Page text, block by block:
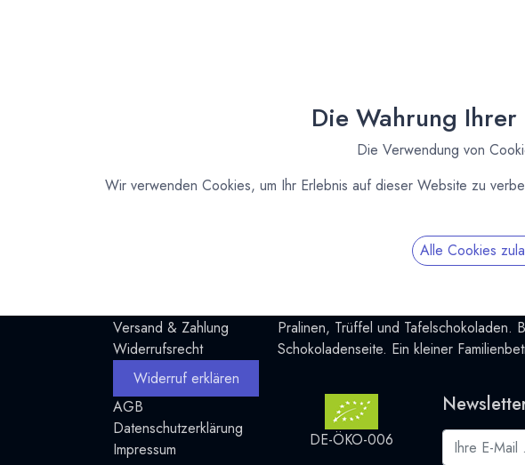
Public Discussion Group
Versand & Zahlung
Widerrufsrecht
Widerruf erklären
AGB
Datenschutzerklärung
Impressum
Pralinen, Trüffel und Tafelschokoladen.
Schokoladenseite. Ein kleiner
DE-ÖKO-006
Die Wahrung
Die Verwendung von
Wir verwenden Cookies, um Ihr Erlebnis auf dieser Website zu
Alle Cookies